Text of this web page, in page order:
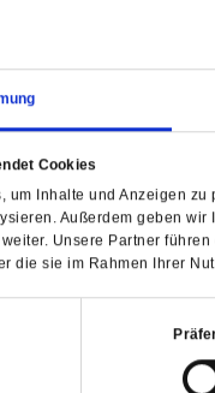
Cookies
um Inhalte und Anzeigen
Außerdem geben
Unsere Partner
die sie im Rahmen Ihrer